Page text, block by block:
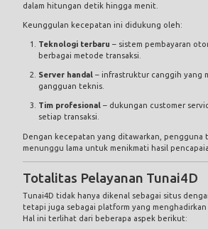
dalam hitungan detik hingga menit.
Keunggulan kecepatan ini didukung oleh:
Teknologi terbaru – sistem pembayaran
berbagai metode transaksi.
Server handal – infrastruktur canggih yang
gangguan teknis.
Tim profesional – dukungan customer
setiap transaksi.
Dengan kecepatan yang ditawarkan, pengguna
menunggu lama untuk menikmati hasil
Totalitas Pelayanan Tunai4D
Tunai4D tidak hanya dikenal sebagai situs
tetapi juga sebagai platform yang menghadirkan
Hal ini terlihat dari beberapa aspek berikut: